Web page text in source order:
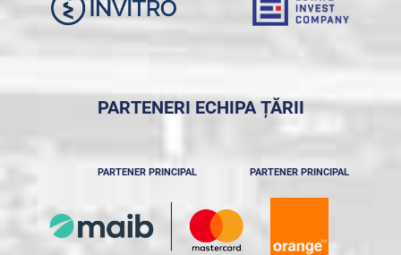
PARTENERI ECHIPA ȚĂRII
PARTENER PRINCIPAL PARTENER PRINCIPAL